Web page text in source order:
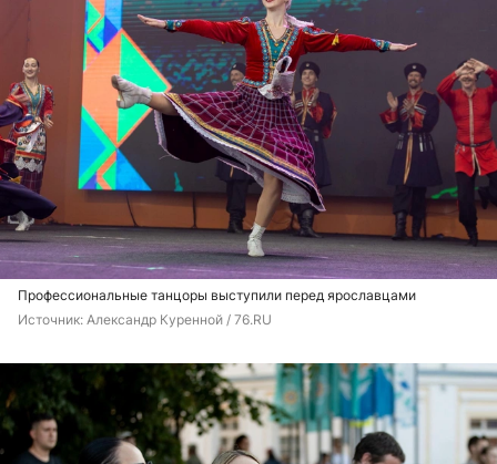
Профессиональные танцоры выступили перед ярославцами
Источник: Александр Куренной / 76.RU